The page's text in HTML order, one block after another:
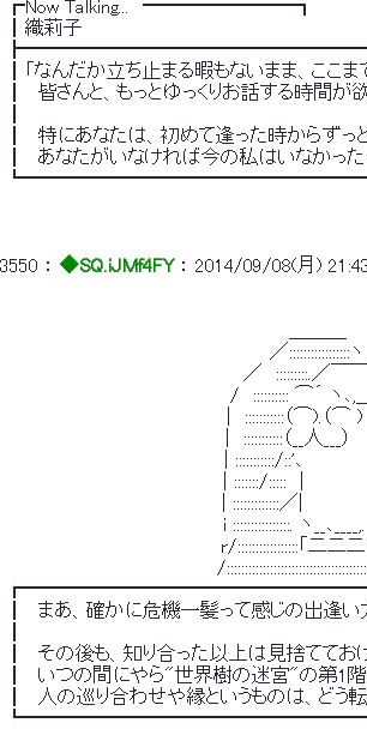
┏Now Talking...　━━━━━━━━┓
┃織莉子
┃「なんだか立ち止まる暇もないまま、ここ
┃　皆さんと、もっとゆっくりお話する時間が
┃　特にあなたは、初めて逢った時からずっ
┃　あなたがいなければ今の私はいなかっ
3550 ： ◆SQ.iJMf4FY ： 2014/09/08(月)
／:::::::::::::::::ヽ　　　　　
／　:::::::::.／￣￣ ＼____ ,. --
/　:::::::::: ⌒´ ヽ､,＿　 ＼
|　:::::::::::（⌒).（⌒ )　　　
|　:::::::::::（__人___） 　　　
| :::::::::::/::'､ 　 　 　 　 　 |￣
| :::::::/:::::　|　　　 　　　　|　
| :::::::::::::／|　　　　　　　/ﾚ-
i ::::::::::::::::. ヽ__､____,.　"/／::
r/:::::::::::::::::「二二二 ::::::::::／
/
┃　まあ、確かに危機一髪って感じの出逢
┃　その後も、知り合った以上は見捨ててお
┃　いつの間にやら"世界樹の迷宮"の第1階
┃　人の巡り合わせや縁というものは、どう